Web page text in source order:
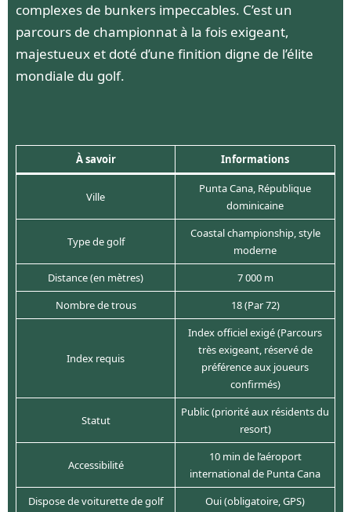
complexes de bunkers impeccables. C’est un
parcours de championnat à la fois exigeant,
majestueux et doté d’une finition digne de l’élite
mondiale du golf.
À savoir Informations
Ville
Punta Cana, République
dominicaine
Type de golf
Coastal championship, style
moderne
Distance (en mètres)
7 000 m
Nombre de trous
18 (Par 72)
Index requis
Index officiel exigé (Parcours
très exigeant, réservé de
préférence aux joueurs
confirmés)
Statut
Public (priorité aux résidents du
resort)
Accessibilité
10 min de l’aéroport
international de Punta Cana
Dispose de voiturette de golf
Oui (obligatoire, GPS)